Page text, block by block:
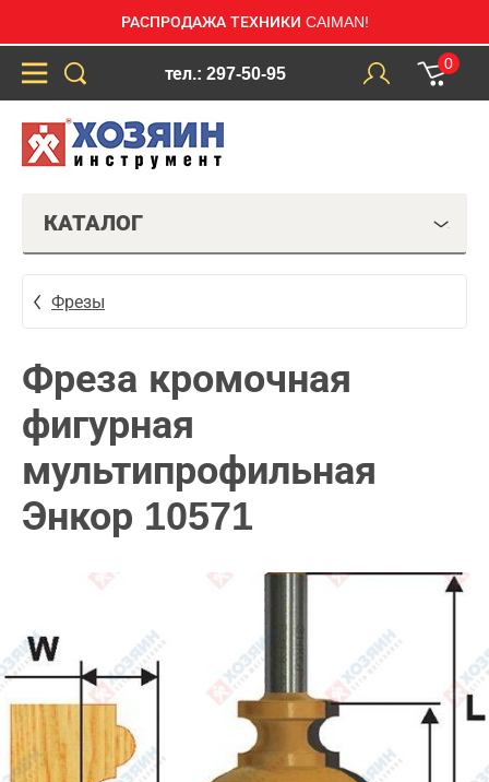
РАСПРОДАЖА ТЕХНИКИ CAIMAN!
тел.: 297-50-95
0
КАТАЛОГ
Фрезы
Фреза кромочная
фигурная
мультипрофильная
Энкор 10571